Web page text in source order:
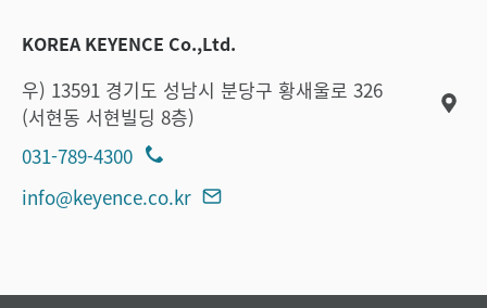
KOREA KEYENCE Co.,Ltd.
우) 13591 경기도 성남시 분당구 황새울로 326
(서현동 서현빌딩 8층)
031-789-4300
info@keyence.co.kr